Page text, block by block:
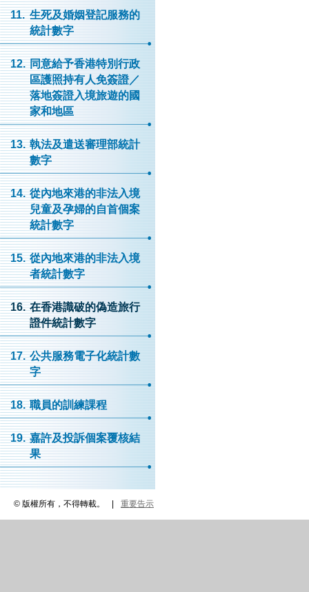
11. 生死及婚姻登記服務的
統計數字
12. 同意給予香港特別行政
區護照持有人免簽證／
落地簽證入境旅遊的國
家和地區
13. 執法及遣送審理部統計
數字
14. 從內地來港的非法入境
兒童及孕婦的自首個案
統計數字
15. 從內地來港的非法入境
者統計數字
16. 在香港識破的偽造旅行
證件統計數字
17. 公共服務電子化統計數
字
18. 職員的訓練課程
19. 嘉許及投訴個案覆核結
果
© 版權所有，不得轉載。 重要告示